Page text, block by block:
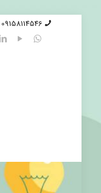
09158114546